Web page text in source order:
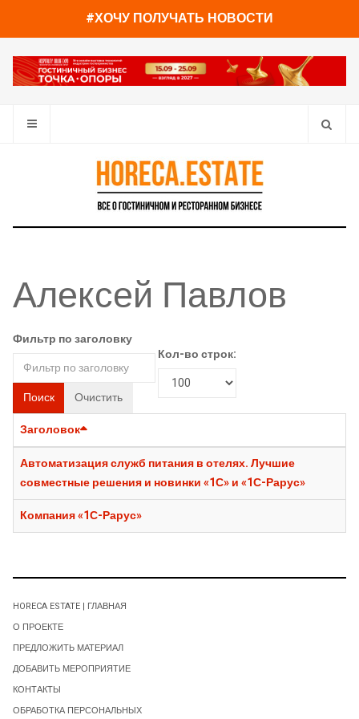
#ХОЧУ ПОЛУЧАТЬ НОВОСТИ
Алексей Павлов
Фильтр по заголовку
Поиск Очистить
Кол-во строк:
Заголовок
Автоматизация служб питания в отелях. Лучшие
совместные решения и новинки «1С» и «1С-Рарус»
Компания «1С-Рарус»
HORECA ESTATE | ГЛАВНАЯ
О ПРОЕКТЕ
ПРЕДЛОЖИТЬ МАТЕРИАЛ
ДОБАВИТЬ МЕРОПРИЯТИЕ
КОНТАКТЫ
ОБРАБОТКА ПЕРСОНАЛЬНЫХ